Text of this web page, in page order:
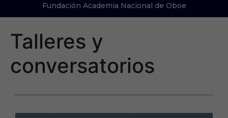
Fundación Academia Nacional de Oboe
Talleres y
conversatorios